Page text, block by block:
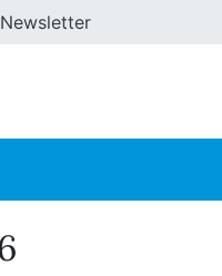
Newsletter